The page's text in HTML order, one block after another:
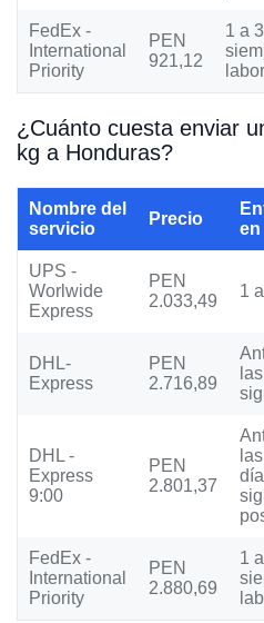
FedEx -
International
Priority
PEN
921,12
1 a
¿Cuánto cuesta enviar
kg a Honduras?
Nombre del
servicio
Precio
en
UPS -
Worlwide
Express
PEN
2.033,49
1
DHL-
Express
PEN
2.716,89
DHL -
Express
9:00
PEN
2.801,37
día
FedEx -
International
Priority
PEN
2.880,69
1